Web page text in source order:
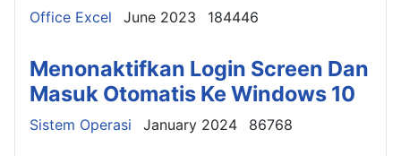
Details
Office Excel June 2023 184446
Menonaktifkan Login Screen Dan
Masuk Otomatis Ke Windows 10
Details
Sistem Operasi January 2024 86768